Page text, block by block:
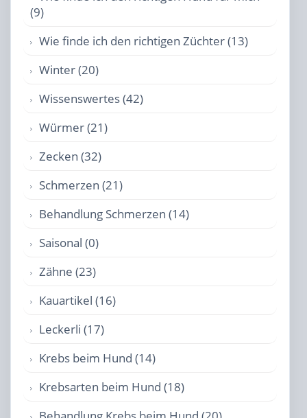
(9)
Wie finde ich den richtigen Züchter (13)
Winter (20)
Wissenswertes (42)
Würmer (21)
Zecken (32)
Schmerzen (21)
Behandlung Schmerzen (14)
Saisonal (0)
Zähne (23)
Kauartikel (16)
Leckerli (17)
Krebs beim Hund (14)
Krebsarten beim Hund (18)